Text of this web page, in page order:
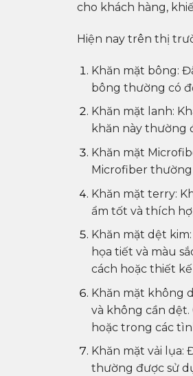
cho khách hàng,
Hiện nay trên thị
Khăn mặt bông:
bông thường có
Khăn mặt lanh:
khăn này thường
Khăn mặt
Microfiber thường
Khăn mặt terry:
ẩm tốt và thích
Khăn mặt dệt
họa tiết và màu
cách hoặc thiết
Khăn mặt không
và không cần
hoặc trong các
Khăn mặt vải lụa:
thường được sử